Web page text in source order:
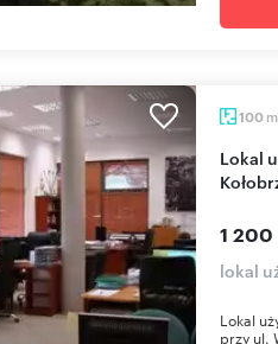
100 m
Lokal użytkowy 100 m2 z garażem, biuro,
1 200
lokal
Lokal
przy ul.